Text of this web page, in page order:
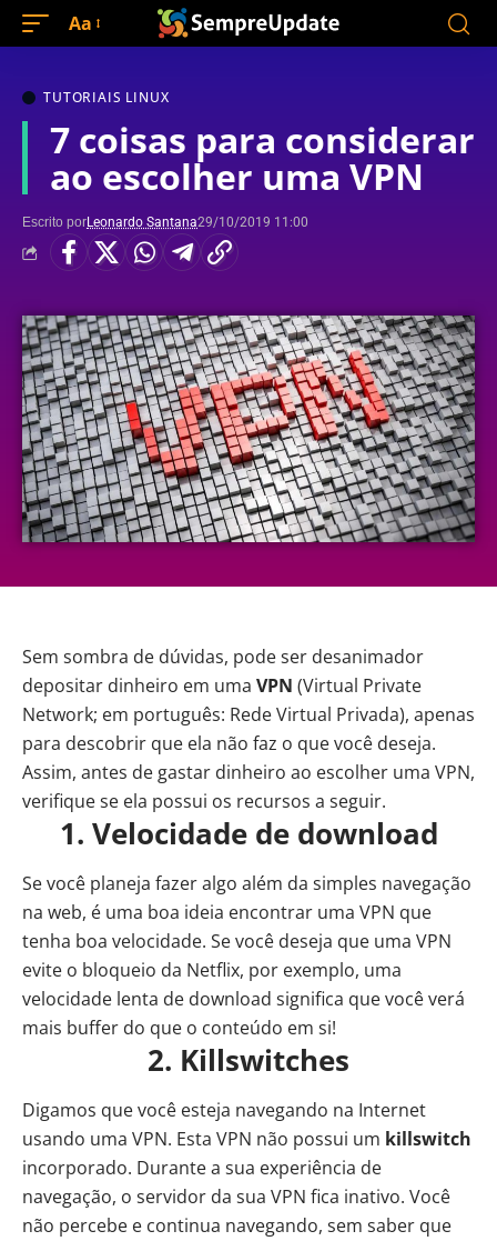
Aa
TUTORIAIS LINUX
7 coisas para considerar
ao escolher uma VPN
Escrito porLeonardo Santana29/10/2019 11:00
Sem sombra de dúvidas, pode ser desanimador
depositar dinheiro em uma VPN (Virtual Private
Network; em português: Rede Virtual Privada), apenas
para descobrir que ela não faz o que você deseja.
Assim, antes de gastar dinheiro ao escolher uma VPN,
verifique se ela possui os recursos a seguir.
1. Velocidade de download
Se você planeja fazer algo além da simples navegação
na web, é uma boa ideia encontrar uma VPN que
tenha boa velocidade. Se você deseja que uma VPN
evite o bloqueio da Netflix, por exemplo, uma
velocidade lenta de download significa que você verá
mais buffer do que o conteúdo em si!
2. Killswitches
Digamos que você esteja navegando na Internet
usando uma VPN. Esta VPN não possui um killswitch
incorporado. Durante a sua experiência de
navegação, o servidor da sua VPN fica inativo. Você
não percebe e continua navegando, sem saber que